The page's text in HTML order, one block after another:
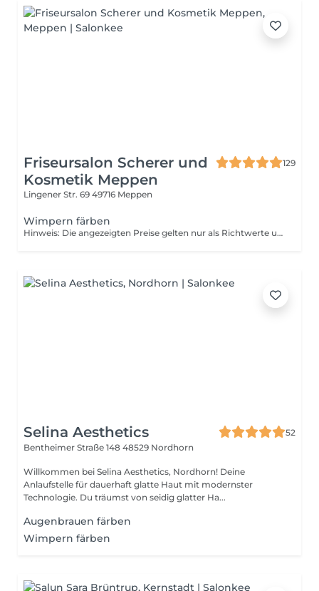
Friseursalon Scherer und
Kosmetik Meppen
129
Lingener Str. 69 49716 Meppen
Wimpern färben
Hinweis: Die angezeigten Preise gelten nur als Richtwerte und können sich je nach Art, Dauer und Komplexität der Dienstleistung, welche Ihnen vor Ort angeboten wird, ändern.
Selina Aesthetics
52
Bentheimer Straße 148 48529 Nordhorn
Willkommen bei Selina Aesthetics, Nordhorn! Deine
Anlaufstelle für dauerhaft glatte Haut mit modernster
Technologie. Du träumst von seidig glatter Ha...
Augenbrauen färben
Wimpern färben